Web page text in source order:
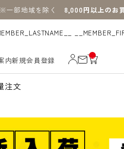
※一部地域を除く 8,000円以上のお
内新規会員登録
__
IT
_C
注文